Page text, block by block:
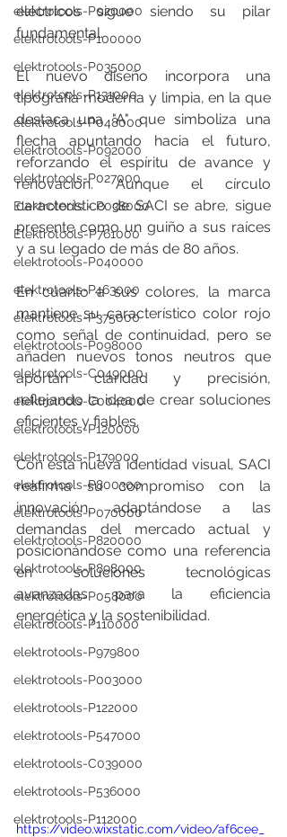
elektrotools-P020000
elektrotools-P100000
elektrotools-P035000
elektrotools-P131000
elektrotools-P048000
elektrotools-P092000
elektrotools-P027000
Elektrotools - P038000
Elektrotools-P761000
elektrotools-P040000
elektrotools-P463000
elektrotools-P375000
elektrotools-P098000
elektrotools-C049000
elektrotools-C004000
elektrotools-P120000
elektrotools-P179000
elektrotools-P800300
elektrotools-P070000
elektrotools-P820000
elektrotools-P898000
elektrotools-P058000
elektrotools-P110000
elektrotools-P979800
elektrotools-P003000
elektrotools-P122000
elektrotools-P547000
elektrotools-C039000
elektrotools-P536000
elektrotools-P112000
eléctricos sigue siendo su pilar
fundamental.
El nuevo diseño incorpora una
tipografía moderna y limpia, en la que
destaca una "A" que simboliza una
flecha apuntando hacia el futuro,
reforzando el espíritu de avance y
renovación. Aunque el círculo
característico de SACI se abre, sigue
presente como un guiño a sus raíces
y a su legado de más de 80 años.
En cuanto a sus colores, la marca
mantiene su característico color rojo
como señal de continuidad, pero se
añaden nuevos tonos neutros que
aportan claridad y precisión,
reflejando la idea de crear soluciones
eficientes y fiables.
Con esta nueva identidad visual, SACI
reafirma su compromiso con la
innovación, adaptándose a las
demandas del mercado actual y
posicionándose como una referencia
en soluciones tecnológicas
avanzadas para la eficiencia
energética y la sostenibilidad.
https://video.wixstatic.com/video/af6cee_